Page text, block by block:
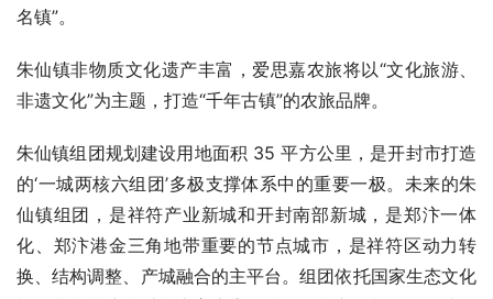
名镇”。
朱仙镇非物质文化遗产丰富，爱思嘉农旅将以“文化旅游、
非遗文化”为主题，打造“千年古镇”的农旅品牌。
朱仙镇组团规划建设用地面积 35 平方公里，是开封市打造
的‘一城两核六组团’多极支撑体系中的重要一极。未来的朱
仙镇组团，是祥符产业新城和开封南部新城，是郑汴一体
化、郑汴港金三角地带重要的节点城市，是祥符区动力转
换、结构调整、产城融合的主平台。组团依托国家生态文化